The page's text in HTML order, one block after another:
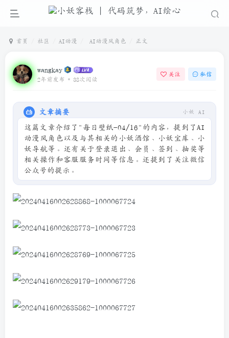
首页 社区 AI动漫 AI动漫风角色 正文
wangkay
2年前发布 38次阅读
关注 私信
文章摘要 小妖 AI
这篇文章介绍了"每日壁纸-04/16"的内容，提到了AI
动漫风角色以及与其相关的小妖酒馆、小妖宝库、小
妖导航等。还有关于登录退出、会员、签到、抽奖等
相关操作和客服服务时间等信息。还提到了关注微信
公众号的提示。